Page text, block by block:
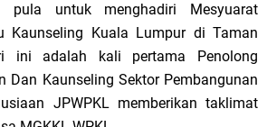
untuk menghadiri Mesyuarat
Kaunseling Kuala Lumpur di Taman
ini adalah kali pertama Penolong
Dan Kaunseling Sektor Pembangunan
JPWPKL memberikan taklimat